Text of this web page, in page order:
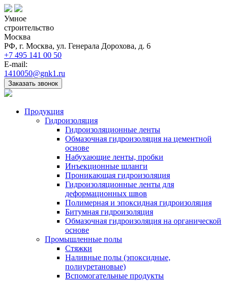
Умное
строительство
Москва
РФ, г. Москва, ул. Генерала Дорохова, д. 6
+7 495 141 00 50
E-mail:
1410050@gnk1.ru
Заказать звонок
Продукция
Гидроизоляция
Гидроизоляционные ленты
Обмазочная гидроизоляция на цементной
основе
Набухающие ленты, пробки
Инъекционные шланги
Проникающая гидроизоляция
Гидроизоляционные ленты для
деформационных швов
Полимерная и эпоксидная гидроизоляция
Битумная гидроизоляция
Обмазочная гидроизоляция на органической
основе
Промышленные полы
Стяжки
Наливные полы (эпоксидные,
полиуретановые)
Вспомогательные продукты